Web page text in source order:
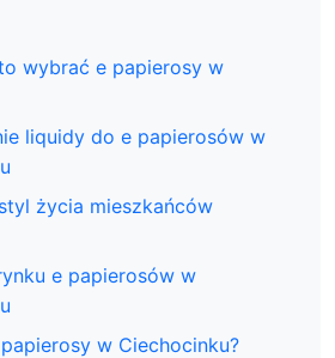
wybrać e papierosy w
liquidy do e papierosów w
życia mieszkańców
e papierosów w
w Ciechocinku?